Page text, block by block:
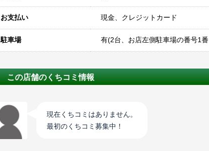
お支払い 現金、クレジットカード
駐車場 有(2台、お店左側駐車場の番号1
この店舗のくちコミ情報
現在くちコミはありません。
最初のくちコミ募集中！